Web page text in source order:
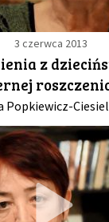
3 czerwca 2013
z
Popkiewicz-